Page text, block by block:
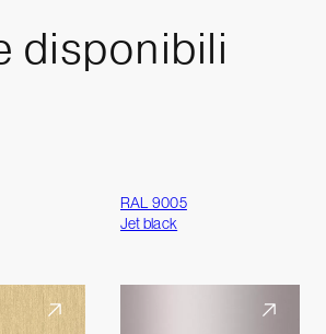
disponibili
RAL 9005
Jet black